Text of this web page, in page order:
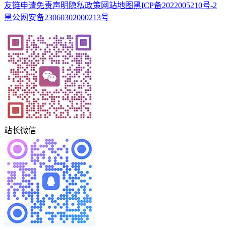
友链申请免责声明 隐私政策 网站地图黑ICP备2022005210号-2
黑公网安备23060302000213号
站长微信